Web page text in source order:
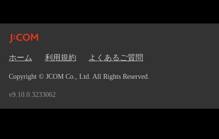
ホーム 利用規約 よくあるご質問
Copyright © JCOM Co., Ltd. All Rights Reserved.
v9.10.0.3233062